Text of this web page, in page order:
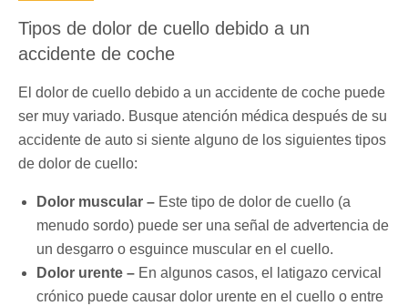
Tipos de dolor de cuello debido a un
accidente de coche
El dolor de cuello debido a un accidente de coche puede
ser muy variado. Busque atención médica después de su
accidente de auto si siente alguno de los siguientes tipos
de dolor de cuello:
Dolor muscular – Este tipo de dolor de cuello (a
menudo sordo) puede ser una señal de advertencia de
un desgarro o esguince muscular en el cuello.
Dolor urente – En algunos casos, el latigazo cervical
crónico puede causar dolor urente en el cuello o entre